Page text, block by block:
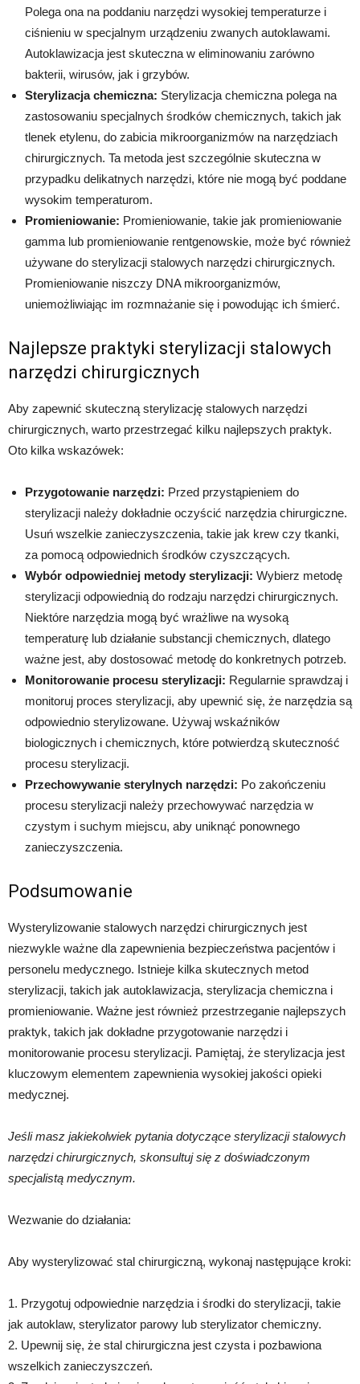
Polega ona na poddaniu narzędzi wysokiej temperaturze i
ciśnieniu w specjalnym urządzeniu zwanych autoklawami.
Autoklawizacja jest skuteczna w eliminowaniu zarówno
bakterii, wirusów, jak i grzybów.
Sterylizacja chemiczna: Sterylizacja chemiczna polega na
zastosowaniu specjalnych środków chemicznych, takich jak
tlenek etylenu, do zabicia mikroorganizmów na narzędziach
chirurgicznych. Ta metoda jest szczególnie skuteczna w
przypadku delikatnych narzędzi, które nie mogą być poddane
wysokim temperaturom.
Promieniowanie: Promieniowanie, takie jak promieniowanie
gamma lub promieniowanie rentgenowskie, może być również
używane do sterylizacji stalowych narzędzi chirurgicznych.
Promieniowanie niszczy DNA mikroorganizmów,
uniemożliwiając im rozmnażanie się i powodując ich śmierć.
Najlepsze praktyki sterylizacji stalowych
narzędzi chirurgicznych
Aby zapewnić skuteczną sterylizację stalowych narzędzi
chirurgicznych, warto przestrzegać kilku najlepszych praktyk.
Oto kilka wskazówek:
Przygotowanie narzędzi: Przed przystąpieniem do
sterylizacji należy dokładnie oczyścić narzędzia chirurgiczne.
Usuń wszelkie zanieczyszczenia, takie jak krew czy tkanki,
za pomocą odpowiednich środków czyszczących.
Wybór odpowiedniej metody sterylizacji: Wybierz metodę
sterylizacji odpowiednią do rodzaju narzędzi chirurgicznych.
Niektóre narzędzia mogą być wrażliwe na wysoką
temperaturę lub działanie substancji chemicznych, dlatego
ważne jest, aby dostosować metodę do konkretnych potrzeb.
Monitorowanie procesu sterylizacji: Regularnie sprawdzaj i
monitoruj proces sterylizacji, aby upewnić się, że narzędzia są
odpowiednio sterylizowane. Używaj wskaźników
biologicznych i chemicznych, które potwierdzą skuteczność
procesu sterylizacji.
Przechowywanie sterylnych narzędzi: Po zakończeniu
procesu sterylizacji należy przechowywać narzędzia w
czystym i suchym miejscu, aby uniknąć ponownego
zanieczyszczenia.
Podsumowanie
Wysterylizowanie stalowych narzędzi chirurgicznych jest
niezwykle ważne dla zapewnienia bezpieczeństwa pacjentów i
personelu medycznego. Istnieje kilka skutecznych metod
sterylizacji, takich jak autoklawizacja, sterylizacja chemiczna i
promieniowanie. Ważne jest również przestrzeganie najlepszych
praktyk, takich jak dokładne przygotowanie narzędzi i
monitorowanie procesu sterylizacji. Pamiętaj, że sterylizacja jest
kluczowym elementem zapewnienia wysokiej jakości opieki
medycznej.
Jeśli masz jakiekolwiek pytania dotyczące sterylizacji stalowych
narzędzi chirurgicznych, skonsultuj się z doświadczonym
specjalistą medycznym.
Wezwanie do działania:
Aby wysterylizować stal chirurgiczną, wykonaj następujące kroki:
1. Przygotuj odpowiednie narzędzia i środki do sterylizacji, takie
jak autoklaw, sterylizator parowy lub sterylizator chemiczny.
2. Upewnij się, że stal chirurgiczna jest czysta i pozbawiona
wszelkich zanieczyszczeń.